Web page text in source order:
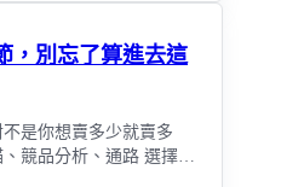
，別忘了算進去這
是你想賣多少就賣多
競品分析、通路 選擇，